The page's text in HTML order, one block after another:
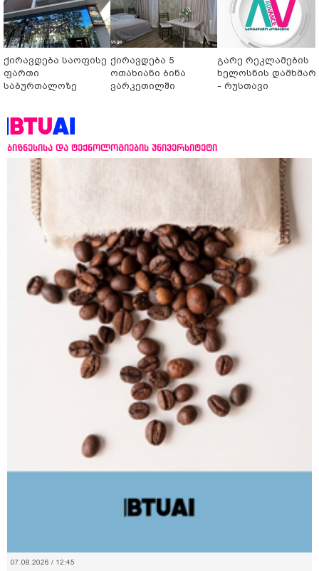
ქირავდება საოფისე
ფართი
საბურთალოზე
ქირავდება 5
ოთახიანი ბინა
ვარკეთილში
გარე რეკლამების
ხელოსნის
- რუსთავი
ბიზნესისა და ტექნოლოგიების უნივერსიტეტი
07.08.2026 / 12:45